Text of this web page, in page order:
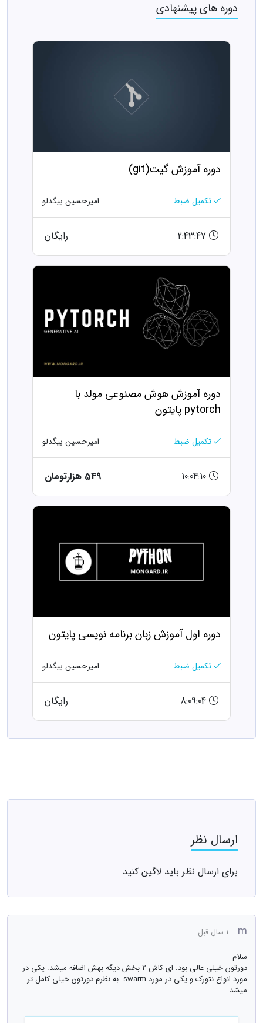
دوره های پیشنهادی
دوره آموزش گیت(git)
تکمیل ضبط امیرحسین بیگدلو
رایگان
دوره آموزش هوش مصنوعی مولد با
pytorch پایتون
تکمیل ضبط امیرحسین بیگدلو
549 هزارتومان
دوره اول آموزش زبان برنامه نویسی پایتون
تکمیل ضبط امیرحسین بیگدلو
رایگان
ارسال نظر
برای ارسال نظر باید لاگین کنید
m
1 سال قبل
سلام
دورتون خیلی عالی بود. ای کاش ۲ بخش دیگه بهش اضافه میشد. یکی در
مورد انواع نتورک و یکی در مورد swarm. به نظرم دورتون خیلی کامل تر
میشد